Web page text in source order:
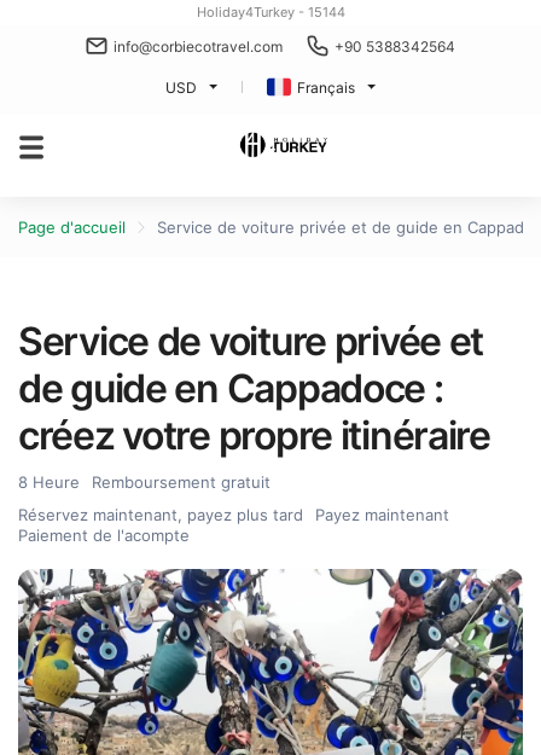
Holiday4Turkey - 15144
info@corbiecotravel.com +90 5388342564
USD Français
Page d'accueil Service de voiture privée et de guide en
Service de voiture privée et
de guide en Cappadoce :
créez votre propre itinéraire
8 Heure
Remboursement gratuit
Réservez maintenant, payez plus tard
Payez maintenant
Paiement de l'acompte